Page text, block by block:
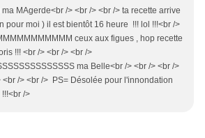
MAgerde<br /> <br /> <br /> ta recette arrive
pour moi ) il est bientôt 16 heure !!! lol !!!<br />
ceux aux figues , hop recette
!!! <br /> <br /> <br />
ma Belle<br /> <br /> <br />
<br /> <br /> PS= Désolée pour l'innondation
/>